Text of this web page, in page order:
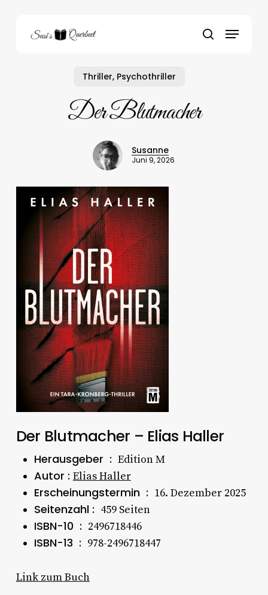
search
Menu
Thriller, Psychothriller
Der Blutmacher
Susanne
Juni 9, 2026
Der Blutmacher – Elias Haller
Herausgeber ‏ : ‎ Edition M
Autor : Elias Haller
Erscheinungstermin ‏ : ‎ 16. Dezember 2025
Seitenzahl : ‎ 459 Seiten
ISBN-10 ‏ : ‎ 2496718446
ISBN-13 ‏ : ‎ 978-2496718447
Link zum Buch